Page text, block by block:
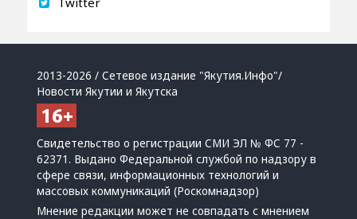
2013-2026 / Сетевое издание "Якутия.Инфо"/
Новости Якутии и Якутска
Свидетельство о регистрации СМИ ЭЛ № ФС 77 -
62371. Выдано Федеральной службой по надзору в
сфере связи, информационных технологий и
массовых коммуникаций (Роскомнадзор)
Мнение редакции может не совпадать с мнением